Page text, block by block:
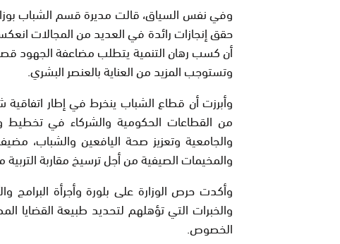
وفي نفس السياق، قالت مديرة قسم الشباب
حقق إنجازات رائدة في العديد من المجالات
أن كسب رهان التنمية يتطلب مضاعفة الجهود
وتستوجب المزيد من العناية بالعنصر البشري.
وأبرزت أن قطاع الشباب ينخرط في إطار اتفاقية
من القطاعات الحكومية والشركاء في تخطيط
والجامعية وتعزيز صحة اليافعين والشباب،
والمخيمات الصيفية من أجل ترسيخ مقاربة
وأكدت حرص الوزارة على بلورة وأجرأة البرامج
والخبرات التي تؤهلهم لتحديد طبيعة القضايا
الخصوص.